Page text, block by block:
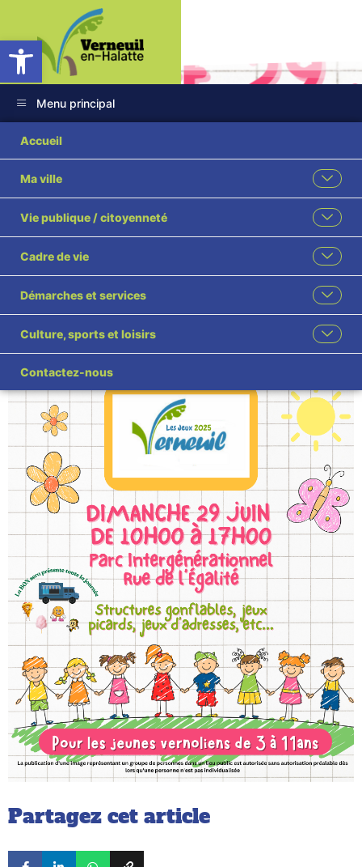
Ouvrir la barre d’outils
Menu principal
Accueil
Ma ville
Vie publique / citoyenneté
Cadre de vie
Démarches et services
Culture, sports et loisirs
Contactez-nous
Accueil Évènement
Partagez cet article